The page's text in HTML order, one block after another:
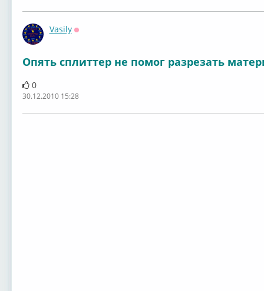
Vasily
Опять сплиттер не помог разрезать
0
30.12.2010 15:28